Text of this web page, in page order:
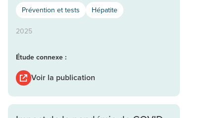
Prévention et tests Hépatite
2025
Étude connexe :
Voir la publication